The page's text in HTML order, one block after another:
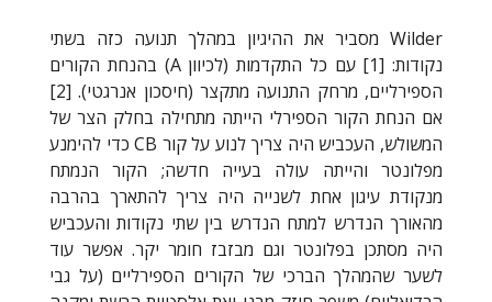
Wilder מסביר את ההיגיון במהלך תנועה כזה בשתי
נקודות: [1] עם כל התקדמות (לכיוון
A) בהנחת הקורים
הספירליים, מרחק התנועה מתקצר (חיסכון אנרגטי). [2]
אם הנחת הקור הספירלי הייתה מתחילה בחלק הצר של
המשולש, העכביש היה צריך לנוע על קור CBכדי להימנע
מפלונטר והייתה עולה בעייה חדשה; הקור הנמתח
מנקודת עיגון אחת לשנייה היה צריך להתארך בהרבה
מהאורך הנדרש למתח הנדרש בין שתי נקודות והעכביש
היה מסתכן בפלונטר וגם מבזבז חומר יקר. אפשר עוד
לשער שהמהלך הברכי של הקורים הספירליים (על גבי